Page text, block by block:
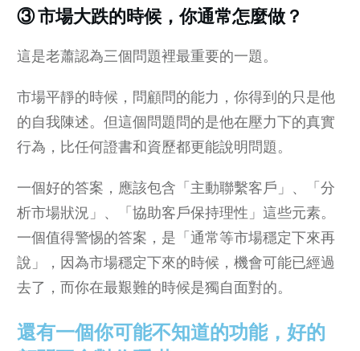
③ 市場大跌的時候，你通常怎麼做？
這是老蕭認為三個問題裡最重要的一題。
市場平靜的時候，問顧問的能力，你得到的只是他
的自我陳述。但這個問題問的是他在壓力下的真實
行為，比任何證書和資歷都更能說明問題。
一個好的答案，應該包含「主動聯繫客戶」、「分
析市場狀況」、「協助客戶保持理性」這些元素。
一個值得警惕的答案，是「通常等市場穩定下來再
說」，因為市場穩定下來的時候，機會可能已經過
去了，而你在最艱難的時候是獨自面對的。
還有一個你可能不知道的功能，好的